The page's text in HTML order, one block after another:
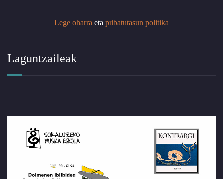
Lege oharra eta pribatutasun politika
Laguntzaileak